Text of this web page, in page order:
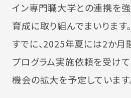
イン専門職大学との連携を
育成に取り組んでまいります。
すでに、2025年夏には2か月
プログラム実施依頼を受けて
機会の拡大を予定しています